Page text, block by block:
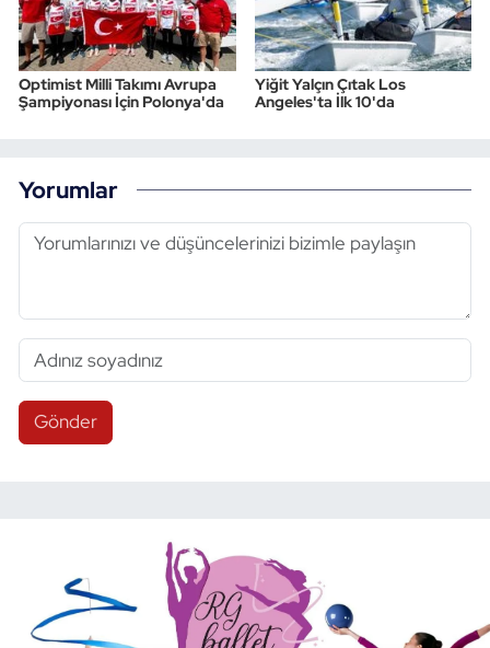
Optimist Milli Takımı Avrupa
Şampiyonası İçin Polonya'da
Yiğit Yalçın Çıtak Los
Angeles'ta İlk 10'da
Yorumlar
Gönder